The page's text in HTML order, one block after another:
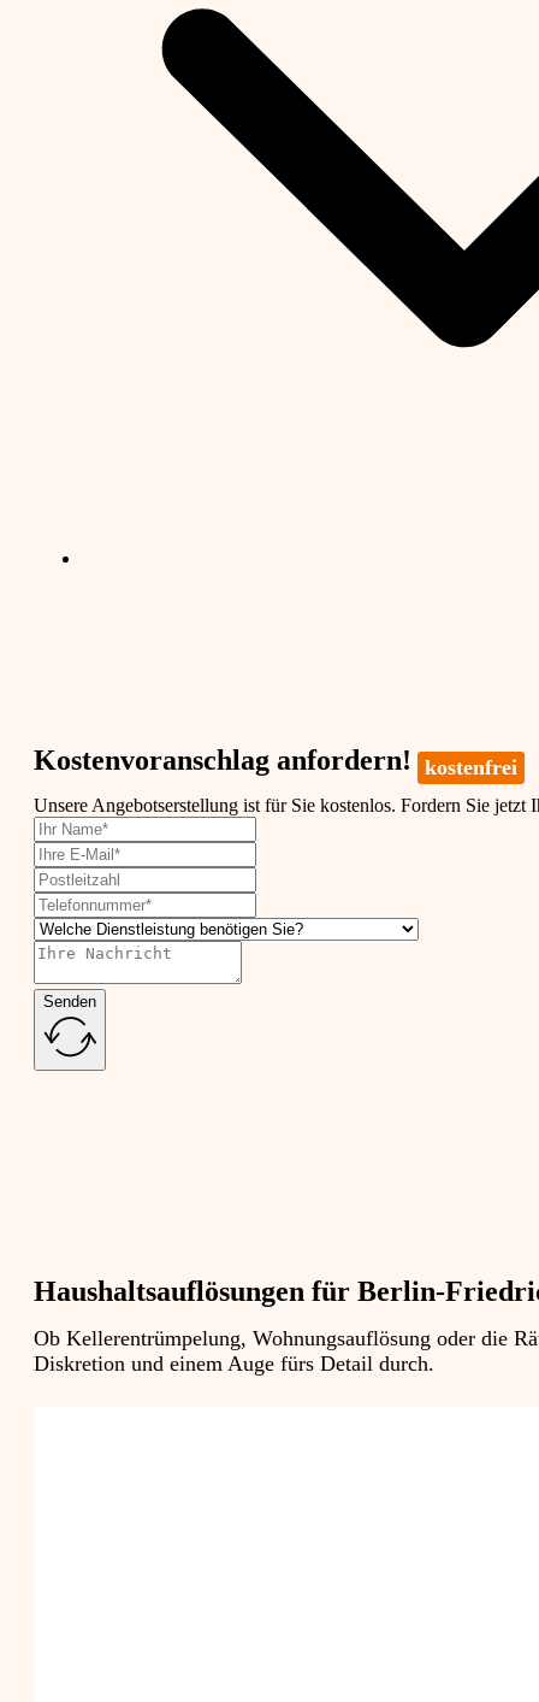
Kostenvoranschlag anfordern! kostenfrei
Unsere Angebotserstellung ist für Sie kostenlos. Fordern Sie jetzt
Senden
Haushaltsauflösungen für Berlin-
Ob Kellerentrümpelung, Wohnungsauflösung oder die
Diskretion und einem Auge fürs Detail durch.